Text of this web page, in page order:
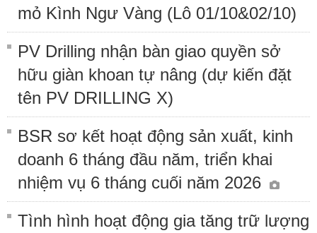
mỏ Kình Ngư Vàng (Lô 01/10&02/10)
PV Drilling nhận bàn giao quyền sở
hữu giàn khoan tự nâng (dự kiến đặt
tên PV DRILLING X)
BSR sơ kết hoạt động sản xuất, kinh
doanh 6 tháng đầu năm, triển khai
nhiệm vụ 6 tháng cuối năm 2026
Tình hình hoạt động gia tăng trữ lượng